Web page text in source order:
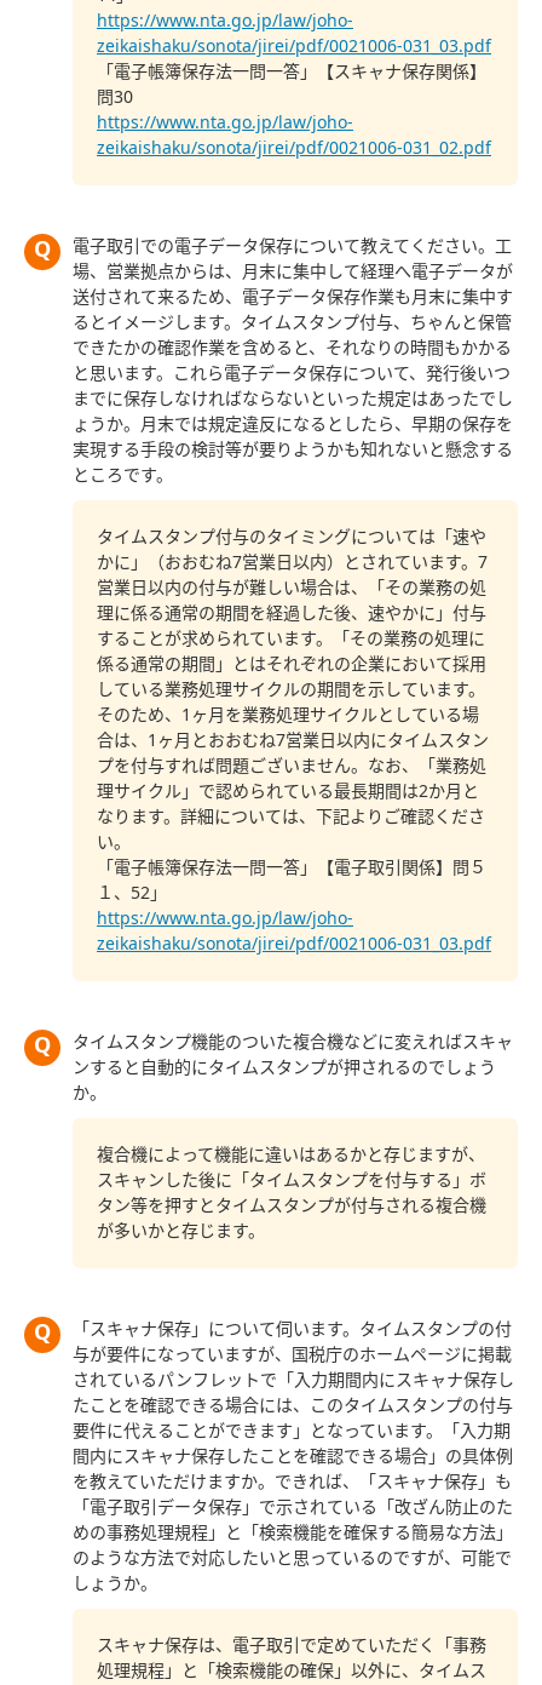
https://www.nta.go.jp/law/joho-
zeikaishaku/sonota/jirei/pdf/0021006-031_03.pdf
「電子帳簿保存法一問一答」【スキャナ保存関係】
問30
https://www.nta.go.jp/law/joho-
zeikaishaku/sonota/jirei/pdf/0021006-031_02.pdf
電子取引での電子データ保存について教えてください。工
場、営業拠点からは、月末に集中して経理へ電子データが
送付されて来るため、電子データ保存作業も月末に集中す
るとイメージします。タイムスタンプ付与、ちゃんと保管
できたかの確認作業を含めると、それなりの時間もかかる
と思います。これら電子データ保存について、発行後いつ
までに保存しなければならないといった規定はあったでし
ょうか。月末では規定違反になるとしたら、早期の保存を
実現する手段の検討等が要りようかも知れないと懸念する
ところです。
タイムスタンプ付与のタイミングについては「速や
かに」（おおむね7営業日以内）とされています。7
営業日以内の付与が難しい場合は、「その業務の処
理に係る通常の期間を経過した後、速やかに」付与
することが求められています。「その業務の処理に
係る通常の期間」とはそれぞれの企業において採用
している業務処理サイクルの期間を示しています。
そのため、1ヶ月を業務処理サイクルとしている場
合は、1ヶ月とおおむね7営業日以内にタイムスタン
プを付与すれば問題ございません。なお、「業務処
理サイクル」で認められている最長期間は2か月と
なります。詳細については、下記よりご確認くださ
い。
「電子帳簿保存法一問一答」【電子取引関係】問５
１、52」
https://www.nta.go.jp/law/joho-
zeikaishaku/sonota/jirei/pdf/0021006-031_03.pdf
タイムスタンプ機能のついた複合機などに変えればスキャ
ンすると自動的にタイムスタンプが押されるのでしょう
か。
複合機によって機能に違いはあるかと存じますが、
スキャンした後に「タイムスタンプを付与する」ボ
タン等を押すとタイムスタンプが付与される複合機
が多いかと存じます。
「スキャナ保存」について伺います。タイムスタンプの付
与が要件になっていますが、国税庁のホームページに掲載
されているパンフレットで「入力期間内にスキャナ保存し
たことを確認できる場合には、このタイムスタンプの付与
要件に代えることができます」となっています。「入力期
間内にスキャナ保存したことを確認できる場合」の具体例
を教えていただけますか。できれば、「スキャナ保存」も
「電子取引データ保存」で示されている「改ざん防止のた
めの事務処理規程」と「検索機能を確保する簡易な方法」
のような方法で対応したいと思っているのですが、可能で
しょうか。
スキャナ保存は、電子取引で定めていただく「事務
処理規程」と「検索機能の確保」以外に、タイムス